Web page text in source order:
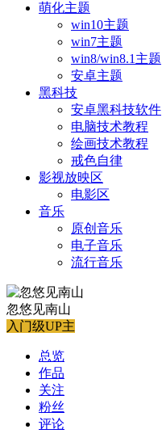
萌化主题
win10主题
win7主题
win8/win8.1主题
安卓主题
黑科技
安卓黑科技软件
电脑技术教程
绘画技术教程
戒色自律
影视放映区
电影区
音乐
原创音乐
电子音乐
流行音乐
忽悠见南山
入门级UP主
总览
作品
关注
粉丝
评论